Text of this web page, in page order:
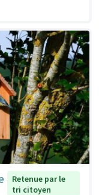
Retenue par le
tri citoyen